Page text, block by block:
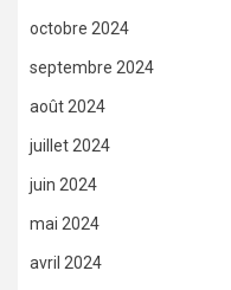
octobre 2024
septembre 2024
août 2024
juillet 2024
juin 2024
mai 2024
avril 2024